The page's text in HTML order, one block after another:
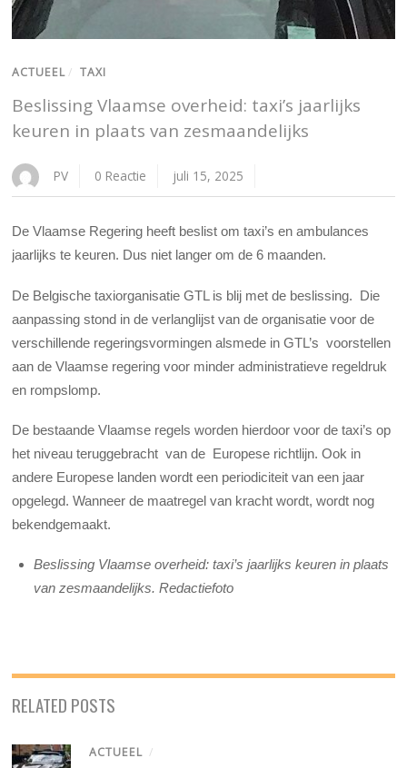
ACTUEEL / TAXI
Beslissing Vlaamse overheid: taxi’s jaarlijks
keuren in plaats van zesmaandelijks
PV 0 Reactie juli 15, 2025
De Vlaamse Regering heeft beslist om taxi’s en ambulances
jaarlijks te keuren. Dus niet langer om de 6 maanden.
De Belgische taxiorganisatie GTL is blij met de beslissing. Die
aanpassing stond in de verlanglijst van de organisatie voor de
verschillende regeringsvormingen alsmede in GTL’s voorstellen
aan de Vlaamse regering voor minder administratieve regeldruk
en rompslomp.
De bestaande Vlaamse regels worden hierdoor voor de taxi’s op
het niveau teruggebracht van de Europese richtlijn. Ook in
andere Europese landen wordt een periodiciteit van een jaar
opgelegd. Wanneer de maatregel van kracht wordt, wordt nog
bekendgemaakt.
Beslissing Vlaamse overheid: taxi’s jaarlijks keuren in plaats
van zesmaandelijks. Redactiefoto
RELATED POSTS
ACTUEEL /